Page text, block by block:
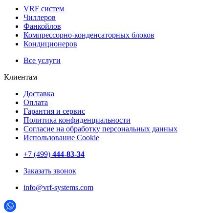
VRF систем
Чиллеров
Фанкойлов
Компрессорно-конденсаторных блоков
Кондиционеров
Все услуги
Клиентам
Доставка
Оплата
Гарантия и сервис
Политика конфиденциальности
Согласие на обработку персональных данных
Использование Cookie
+7 (499) 444-83-34
Заказать звонок
info@vrf-systems.com